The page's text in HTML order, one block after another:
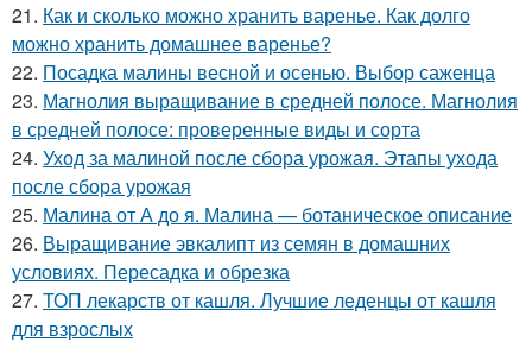
21. Как и сколько можно хранить варенье. Как долго
можно хранить домашнее варенье?
22. Посадка малины весной и осенью. Выбор саженца
23. Магнолия выращивание в средней полосе. Магнолия
в средней полосе: проверенные виды и сорта
24. Уход за малиной после сбора урожая. Этапы ухода
после сбора урожая
25. Малина от А до я. Малина — ботаническое описание
26. Выращивание эвкалипт из семян в домашних
условиях. Пересадка и обрезка
27. ТОП лекарств от кашля. Лучшие леденцы от кашля
для взрослых